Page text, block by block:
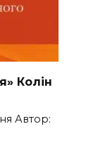
Колін
Автор: